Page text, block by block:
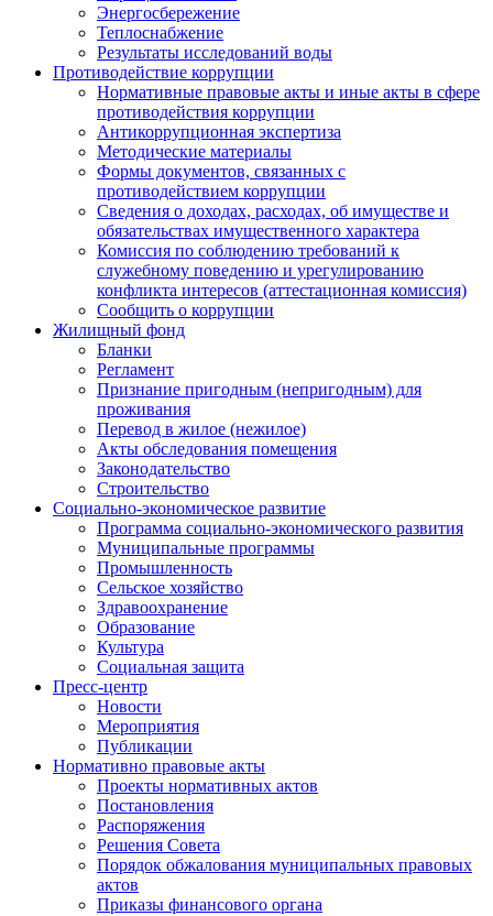
Энергосбережение
Теплоснабжение
Результаты исследований воды
Противодействие коррупции
Нормативные правовые акты и иные акты в сфере
противодействия коррупции
Антикоррупционная экспертиза
Методические материалы
Формы документов, связанных с
противодействием коррупции
Сведения о доходах, расходах, об имуществе и
обязательствах имущественного характера
Комиссия по соблюдению требований к
служебному поведению и урегулированию
конфликта интересов (аттестационная комиссия)
Сообщить о коррупции
Жилищный фонд
Бланки
Регламент
Признание пригодным (непригодным) для
проживания
Перевод в жилое (нежилое)
Акты обследования помещения
Законодательство
Строительство
Социально-экономическое развитие
Программа социально-экономического развития
Муниципальные программы
Промышленность
Сельское хозяйство
Здравоохранение
Образование
Культура
Социальная защита
Пресс-центр
Новости
Мероприятия
Публикации
Нормативно правовые акты
Проекты нормативных актов
Постановления
Распоряжения
Решения Совета
Порядок обжалования муниципальных правовых
актов
Приказы финансового органа